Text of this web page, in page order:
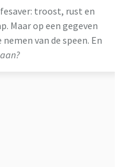
troost, rust en
Maar op een gegeven
van de speen. En